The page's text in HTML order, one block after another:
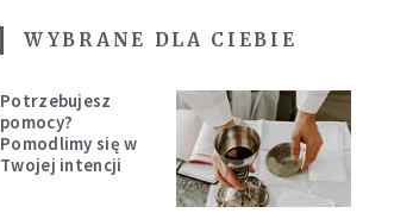
WYBRANE DLA CIEBIE
Potrzebujesz
pomocy?
Pomodlimy się w
Twojej intencji